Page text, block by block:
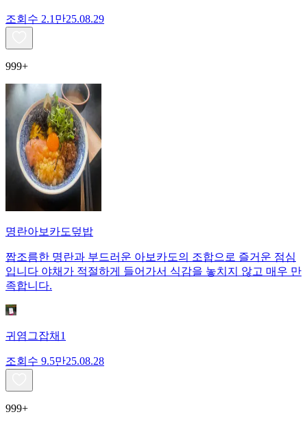
조회수 2.1만25.08.29
999+
명란아보카도덮밥
짭조름한 명란과 부드러운 아보카도의 조합으로 즐거운 점심
입니다 야채가 적절하게 들어가서 식감을 놓치지 않고 매우 만
족합니다.
귀염그잡채1
조회수 9.5만25.08.28
999+